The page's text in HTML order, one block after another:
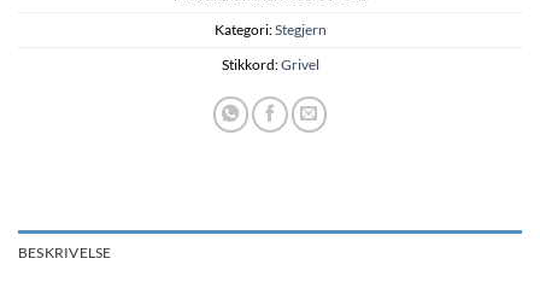
Kategori:Stegjern
Stikkord:Grivel
BESKRIVELSE